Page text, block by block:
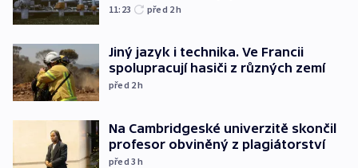
11:23 před 2h
Jiný jazyk i technika. Ve Francii
spolupracují hasiči z různých zemí
před 2h
Na Cambridgeské univerzitě skončil
profesor obviněný z plagiátorství
před 3h